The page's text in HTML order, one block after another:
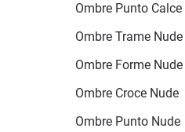
Ombre Punto Calce
Ombre Trame Nude
Ombre Forme Nude
Ombre Croce Nude
Ombre Punto Nude